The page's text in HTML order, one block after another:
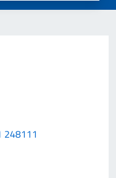
248111